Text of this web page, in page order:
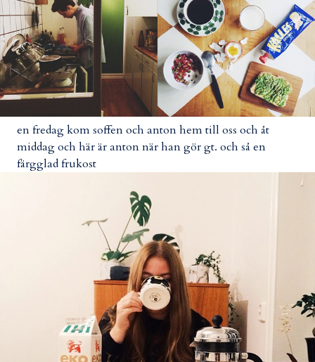
en fredag kom soffen och anton hem till oss och åt
middag och här är anton när han gör gt. och så en
färgglad frukost